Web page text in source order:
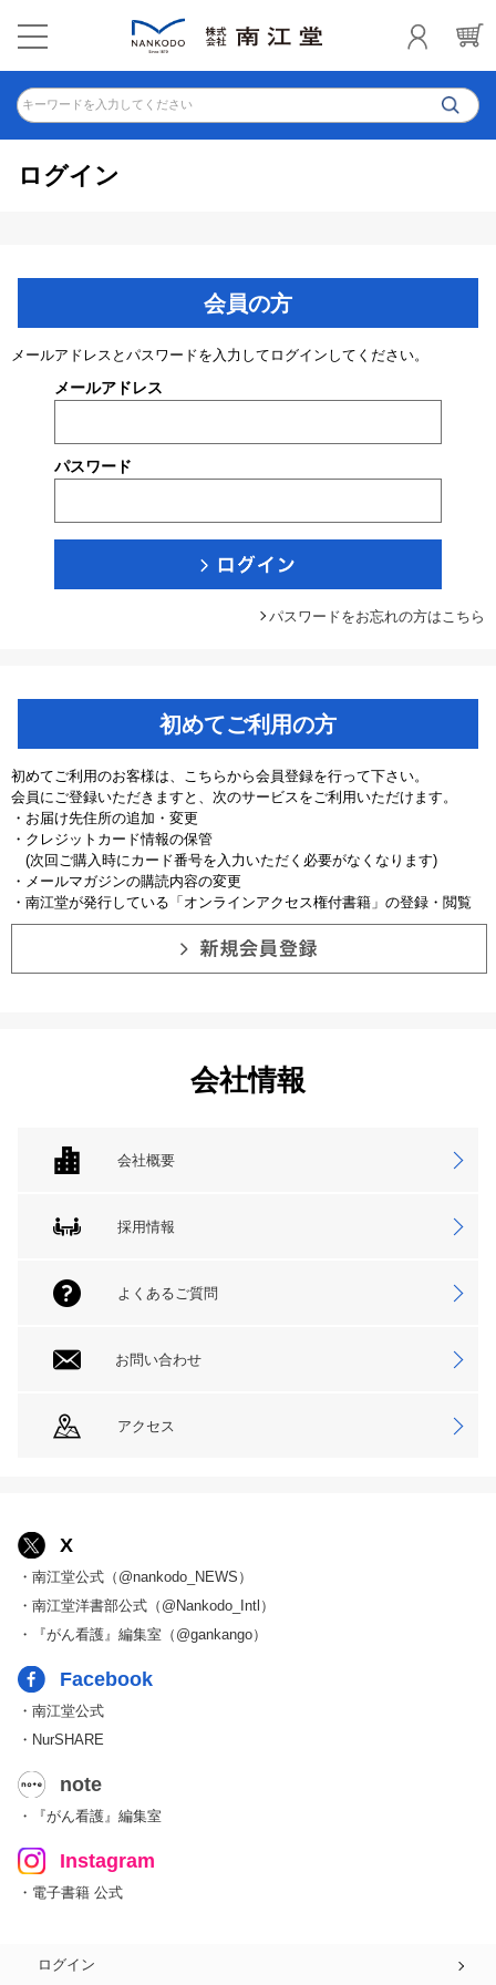
キーワードを入力してください
ログイン
会員の方
メールアドレスとパスワードを入力してログインしてください。
メールアドレス
パスワード
パスワードをお忘れの方はこちら
初めてご利用の方
初めてご利用のお客様は、こちらから会員登録を行って下さい。
会員にご登録いただきますと、次のサービスをご利用いただけます。
・お届け先住所の追加・変更
・クレジットカード情報の保管
(次回ご購入時にカード番号を入力いただく必要がなくなります)
・メールマガジンの購読内容の変更
・南江堂が発行している「オンラインアクセス権付書籍」の登録・閲覧
会社情報
会社概要
採用情報
よくあるご質問
お問い合わせ
アクセス
X
・南江堂公式（@nankodo_NEWS）
・南江堂洋書部公式（@Nankodo_Intl）
・『がん看護』編集室（@gankango）
Facebook
・南江堂公式
・NurSHARE
note
・『がん看護』編集室
Instagram
・電子書籍 公式
ログイン